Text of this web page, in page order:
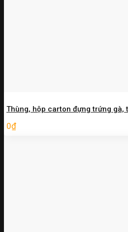
Thùng, hộp carton đựng trứng gà,
0₫